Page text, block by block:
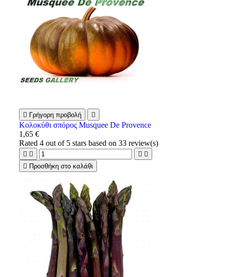
 Γρήγορη προβολή 
Κολοκύθι σπόρος Musquee De Provence
1,65 €
Rated4 out of 5 stars based on33 review(s)
   
 Προσθήκη στο καλάθι